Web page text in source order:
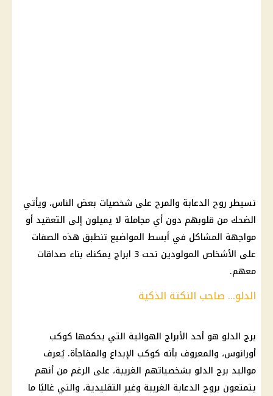
تسيطر روح الدعابة والمرح على شخصيات بعض الناس، ويأتي
الضحك من قلوبهم دون أي مجاملة لا يميلون إلى التعقيد أو
مواجهة المشاكل في أبسط المواضيع تنطبق هذه الصفات
على الأشخاص المولودين تحت 3 ابراج يمكنك بناء صداقات
معهم.
الدلو... صاحب النكتة الذكية
برج الدلو هو أحد الأبراج الهوائية التي يحكمها كوكب
أورانوس، والمعروف بأنه كوكب الإبداع والمفاجأة. يُعرف
مواليد برج الدلو بشخصياتهم الغريبة، على الرغم من أنهم
يتمتعون بروح الدعابة الغريبة وغير التقليدية، والتي غالبًا ما